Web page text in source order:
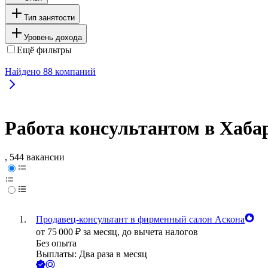
Тип занятости
Уровень дохода
Ещё фильтры
Найдено 88 компаний
Работа консультантом в
, 544 вакансии
Продавец-консультант в фирменный салон Аскона
от 75 000 ₽ за месяц, до вычета налогов
Без опыта
Выплаты: Два раза в месяц